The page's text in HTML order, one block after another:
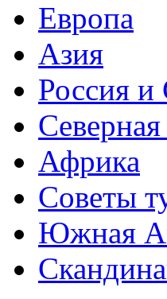
Европа
Азия
Россия
Африка
Советы
Южная